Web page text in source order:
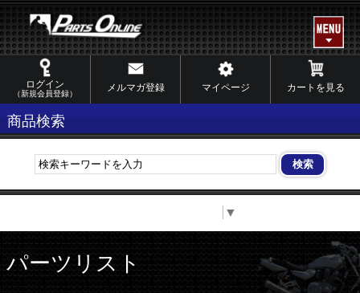
ログイン
（新規会員登録）
メルマガ登録 マイページ カートを見る
商品検索
▼
パーツリスト